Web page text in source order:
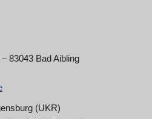
83043 Bad Aibling
(UKR)